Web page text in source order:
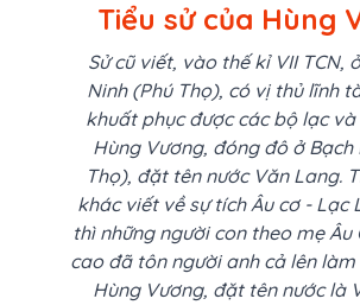
Tiểu sử của Hùng
Sử cũ viết, vào thế kỉ VII TCN,
Ninh (Phú Thọ), có vị thủ lĩnh
khuất phục được các bộ lạc
Hùng Vương, đóng đô ở Bạch
Thọ), đặt tên nước Văn Lang.
khác viết về sự tích Âu cơ - Lạc
thì những người con theo mẹ Âu
cao đã tôn người anh cả lên
Hùng Vương, đặt tên nước là